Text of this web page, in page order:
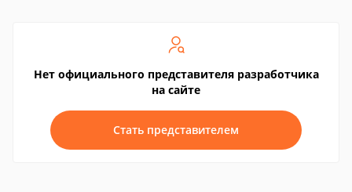
Нет официального представителя разработчика
на сайте
Стать представителем